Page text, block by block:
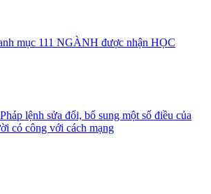
mục 111 NGÀNH được nhận HỌC
lệnh sửa đổi, bổ sung một số điều của
có công với cách mạng